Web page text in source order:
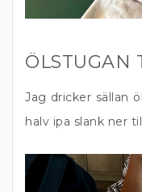
ÖLSTUGAN
Jag dricker sällan
halv ipa slank ner